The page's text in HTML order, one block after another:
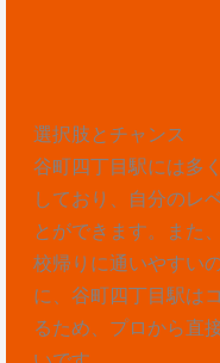
選択肢とチャンス
谷町四丁目駅には多
しており、自分のレ
とができます。また
校帰りに通いやすい
に、谷町四丁目駅は
るため、プロから直